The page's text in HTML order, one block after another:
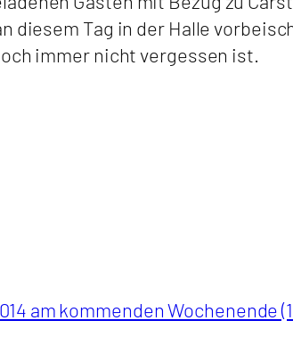
diesem Tag in der Halle
immer nicht vergessen ist.
am kommenden Wochenende